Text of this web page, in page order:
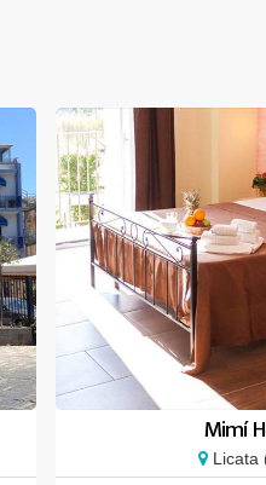
Mimí
Licata